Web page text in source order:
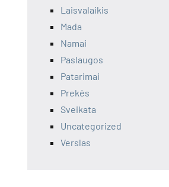
Laisvalaikis
Mada
Namai
Paslaugos
Patarimai
Prekės
Sveikata
Uncategorized
Verslas